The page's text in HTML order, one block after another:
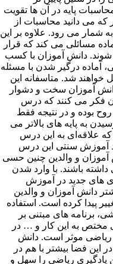
پایه در آن ها تقویت
می دانید محاسبات از
شمار می رود. علاوه بر این
مسائلی می کند که قرار
شوند. دانش آموزان با کسب
آماده درگیر شدن با مسئله
خواهند شد. متاسفانه این
آموزان سخت و دشوار
فکر می کنند که درس
بوده و در نتیجه فقط
به پایه های بالاتر می
که علاقه‌ای به این درس
آموزش سنتی این درس
و والدین چنین حسی
باشند. با وارد شدن
های جدید در آموزش
دانش آموزان و والدین
پیدا کرده است. استفاده
برنامه های مبتنی بر
مختص به این کار و … در
موثر است. دانش
این فضا بیشتر با هم در
یادگیری ریاضی را سهل و